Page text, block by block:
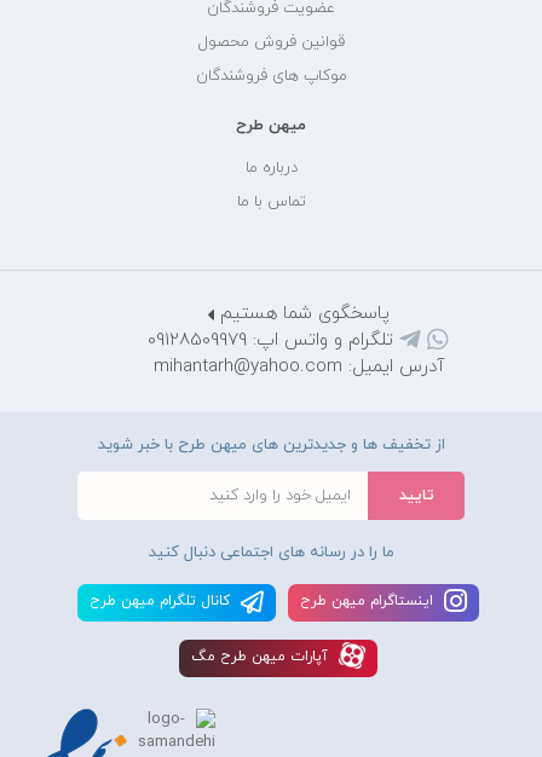
عضویت فروشندگان
قوانین فروش محصول
موکاپ های فروشندگان
میهن طرح
درباره ما
تماس با ما
پاسخگوی شما هستیم
تلگرام و واتس اپ: 09128509979
آدرس ایمیل: mihantarh@yahoo.com
از تخفیف ها و جدیدترین های میهن طرح با خبر شوید
ما را در رسانه های اجتماعی دنبال کنید
اينستاگرام ميهن طرح کانال تلگرام ميهن طرح
آپارات ميهن طرح مگ